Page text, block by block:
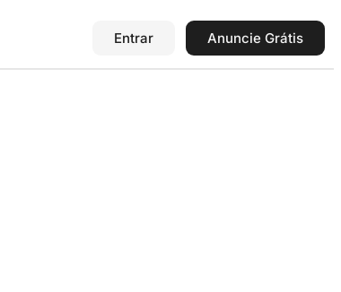
Entrar Anuncie Grátis